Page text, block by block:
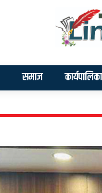
समाज कार्यपालिका